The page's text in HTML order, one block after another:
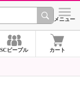
シ
メニュー
SCピープル カート